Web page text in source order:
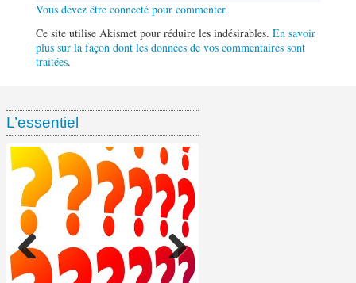
Vous devez être connecté pour commenter.
Ce site utilise Akismet pour réduire les indésirables. En savoir
plus sur la façon dont les données de vos commentaires sont
traitées.
L’essentiel
Ventes de tabac chez les